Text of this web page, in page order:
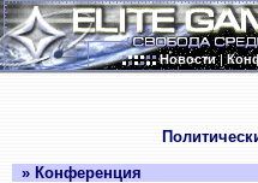
Новости|
» Конференция